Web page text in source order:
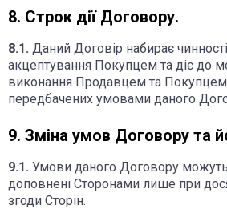
8. Строк дії Договору.
8.1. Даний Договір набирає
акцептування Покупцем та діє до
виконання Продавцем та Покупцем
передбачених умовами даного
9. Зміна умов Договору та
9.1. Умови даного Договору можуть
доповнені Сторонами лише при
згоди Сторін.